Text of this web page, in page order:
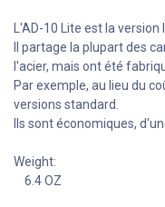
L'AD-10 Lite est la version
Il partage la plupart des
l'acier, mais ont été
Par exemple, au lieu du
versions standard.
Ils sont économiques,
Weight:
6.4 OZ